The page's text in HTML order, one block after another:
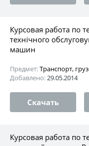
Курсовая работа по
технічного
машин
Предмет:Транспорт,
Добавлено:29.05.2014
Скачать
Курсовая работа по